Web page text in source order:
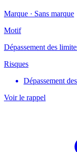
Marque · Sans marque
Motif
Dépassement des
Risques
Dépassement
Voir le rappel